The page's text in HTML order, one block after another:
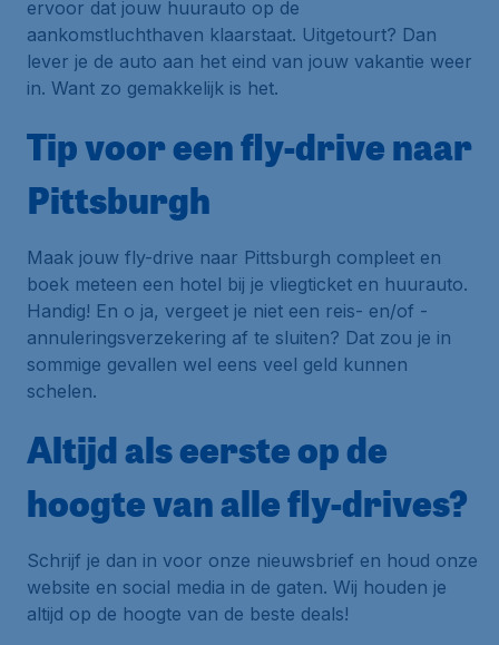
ervoor dat jouw huurauto op de
aankomstluchthaven klaarstaat. Uitgetourt? Dan
lever je de auto aan het eind van jouw vakantie weer
in. Want zo gemakkelijk is het.
Tip voor een fly-drive naar
Pittsburgh
Maak jouw fly-drive naar Pittsburgh compleet en
boek meteen een hotel bij je vliegticket en huurauto.
Handig! En o ja, vergeet je niet een reis- en/of -
annuleringsverzekering af te sluiten? Dat zou je in
sommige gevallen wel eens veel geld kunnen
schelen.
Altijd als eerste op de
hoogte van alle fly-drives?
Schrijf je dan in voor onze nieuwsbrief en houd onze
website en social media in de gaten. Wij houden je
altijd op de hoogte van de beste deals!